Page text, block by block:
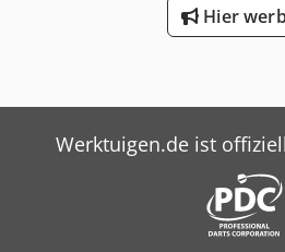
Schraubverschluss aufgesetzt
wurden 2015 neu gekauft und
Hier
Werktuigen.de ist